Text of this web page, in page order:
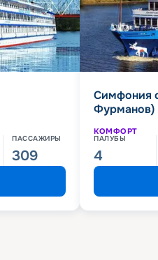
ПАССАЖИРЫ
309
Симфония
Фурманов)
КОМФОРТ
ПАЛУБЫ
4